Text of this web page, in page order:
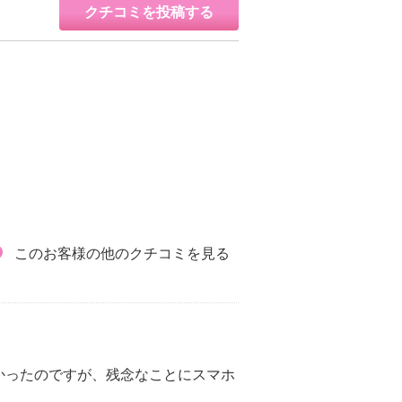
クチコミを投稿する
このお客様の他のクチコミを見る
たのですが、残念なことにスマホ